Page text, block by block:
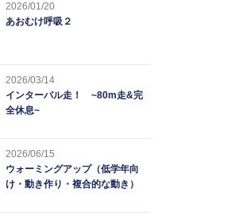
2026/01/20
あおむけ呼吸２
2026/03/14
インターバル走！ ~80m走&完
全休息~
2026/06/15
ウォーミングアップ（低学年向
け・動き作り・複合的な動き）